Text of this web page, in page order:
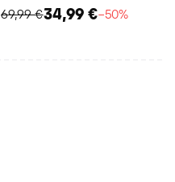
69,99 €34,99 €−50%